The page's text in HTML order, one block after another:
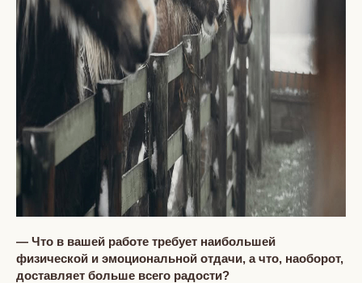
— Что в вашей работе требует наибольшей
физической и эмоциональной отдачи, а что, наоборот,
доставляет больше всего радости?